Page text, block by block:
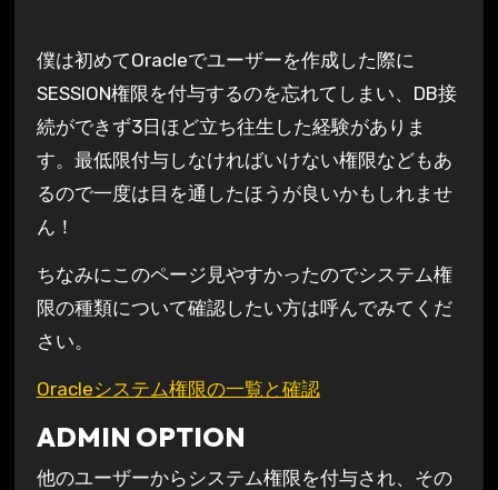
僕は初めてOracleでユーザーを作成した際に
SESSION権限を付与するのを忘れてしまい、DB接
続ができず3日ほど立ち往生した経験がありま
す。最低限付与しなければいけない権限などもあ
るので一度は目を通したほうが良いかもしれませ
ん！
ちなみにこのページ見やすかったのでシステム権
限の種類について確認したい方は呼んでみてくだ
さい。
Oracleシステム権限の一覧と確認
ADMIN OPTION
他のユーザーからシステム権限を付与され、その